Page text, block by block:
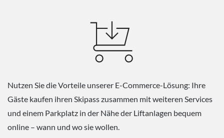
Nutzen Sie die Vorteile unserer E-Commerce-Lösung: Ihre
Gäste kaufen ihren Skipass zusammen mit weiteren Services
und einem Parkplatz in der Nähe der Liftanlagen bequem
online – wann und wo sie wollen.